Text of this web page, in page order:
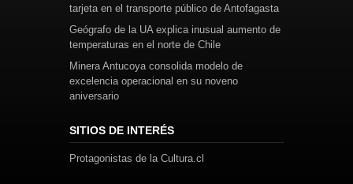
tarjeta en el transporte público de Antofagasta
Geógrafo de la UA explica inusual aumento de
temperaturas en el norte de Chile
Minera Antucoya consolida modelo de
excelencia operacional en su noveno
aniversario
SITIOS DE INTERÉS
Protagonistas de la Cultura.cl